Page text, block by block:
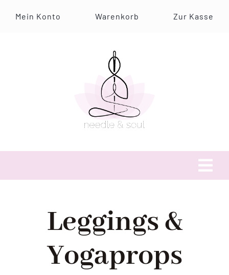
InhaltMein Konto Warenkorb Zur Kasse
Leggings &
Yogaprops